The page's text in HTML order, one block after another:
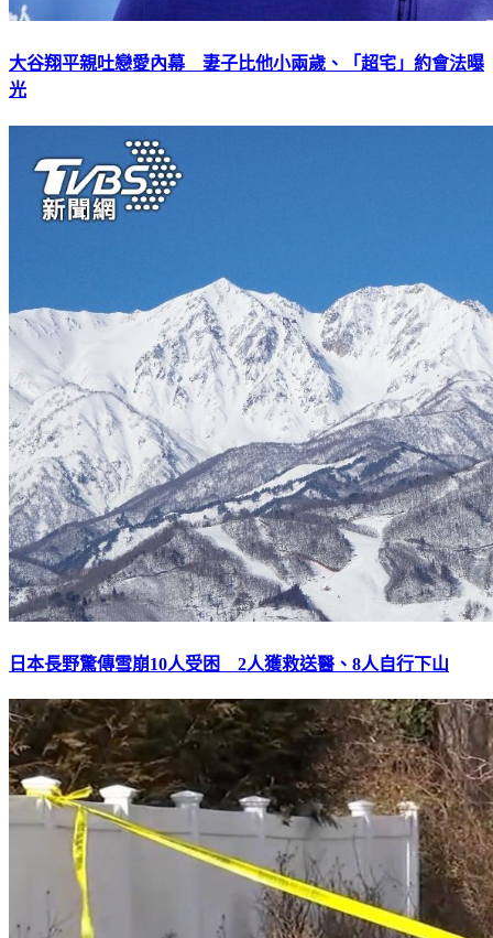
大谷翔平親吐戀愛內幕 妻子比他小兩歲、「超宅」約會法曝
光
日本長野驚傳雪崩10人受困 2人獲救送醫、8人自行下山